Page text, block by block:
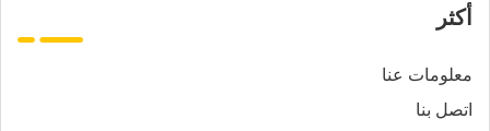
أكثر
معلومات عنا
اتصل بنا